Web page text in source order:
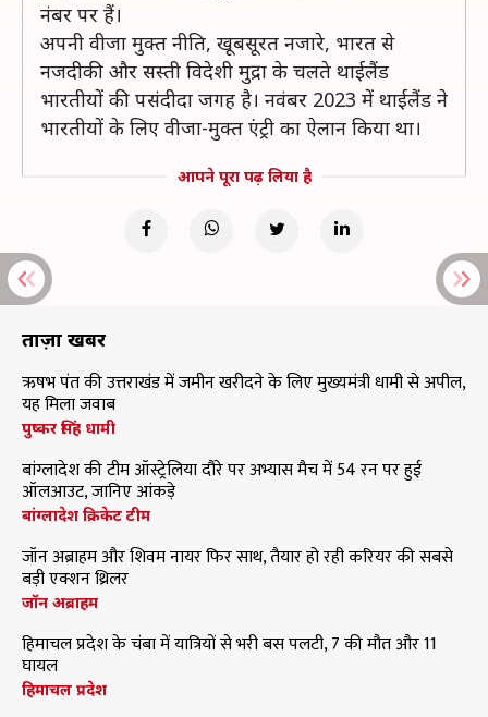
नंबर पर हैं।
अपनी वीजा मुक्त नीति, खूबसूरत नजारे, भारत से
नजदीकी और सस्ती विदेशी मुद्रा के चलते थाईलैंड
भारतीयों की पसंदीदा जगह है। नवंबर 2023 में थाईलैंड ने
भारतीयों के लिए वीजा-मुक्त एंट्री का ऐलान किया था।
आपने पूरा पढ़ लिया है
ताज़ा खबरें
ऋषभ पंत की उत्तराखंड में जमीन खरीदने के लिए मुख्यमंत्री धामी से अपील,
यह मिला जवाब
पुष्कर सिंह धामी
बांग्लादेश की टीम ऑस्ट्रेलिया दौरे पर अभ्यास मैच में 54 रन पर हुई
ऑलआउट, जानिए आंकड़े
बांग्लादेश क्रिकेट टीम
जॉन अब्राहम और शिवम नायर फिर साथ, तैयार हो रही करियर की सबसे
बड़ी एक्शन थ्रिलर
जॉन अब्राहम
हिमाचल प्रदेश के चंबा में यात्रियों से भरी बस पलटी, 7 की मौत और 11
घायल
हिमाचल प्रदेश